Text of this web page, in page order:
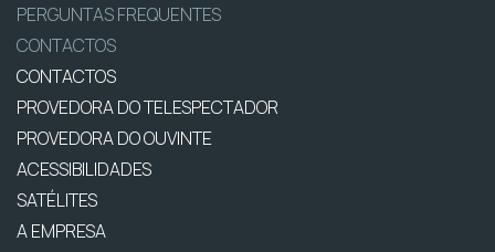
PERGUNTAS FREQUENTES
CONTACTOS
CONTACTOS
PROVEDORA DO TELESPECTADOR
PROVEDORA DO OUVINTE
ACESSIBILIDADES
SATÉLITES
A EMPRESA